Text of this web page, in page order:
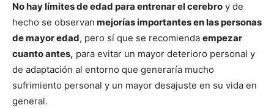
No hay límites de edad para entrenar el cerebro y de
hecho se observan mejorías importantes en las personas
de mayor edad, pero sí que se recomienda empezar
cuanto antes, para evitar un mayor deterioro personal y
de adaptación al entorno que generaría mucho
sufrimiento personal y un mayor desajuste en su vida en
general.